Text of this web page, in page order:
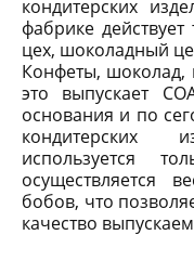
кондитерских
фабрике
цех, шоколадный
Конфеты, шоколад,
это выпускает
основания и по
кондитерских
используется
осуществляется
бобов, что
качество